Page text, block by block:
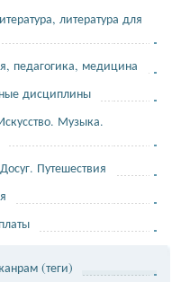
литература для
педагогика, медицина
дисциплины
Музыка.
Путешествия
(теги)